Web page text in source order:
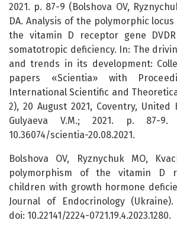
2021. p. 87-9 (Bolshova OV,
DA. Analysis of the polymorphic locus
the vitamin D receptor gene
somatotropic deficiency. In: The
and trends in its development:
papers «Scientia» with
International Scientific and
2), 20 August 2021, Coventry, United
Gulyaeva V.M.; 2021. p. 87-9.
10.36074/scientia-20.08.2021.
Bolshova OV, Ryznychuk MO,
polymorphism of the vitamin D
children with growth hormone
Journal of Endocrinology (Ukraine).
doi: 10.22141/2224-0721.19.4.2023.1280.